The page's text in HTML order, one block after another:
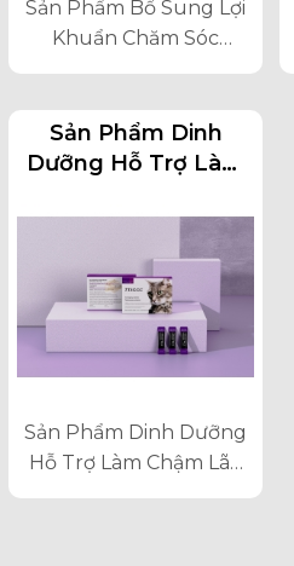
Sản Phẩm Bổ Sung Lợi
Khuẩn Chăm Sóc
Đường Ruột Cho Mèo
Sản Phẩm Dinh
Dưỡng Hỗ Trợ Làm
Bên Trong Cho Mèo
Sản Phẩm Dinh Dưỡng
Hỗ Trợ Làm Chậm Lão